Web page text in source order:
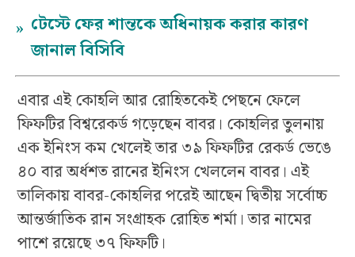
» টেস্টে ফের শান্তকে অধিনায়ক করার কারণ
জানাল বিসিবি
এবার এই কোহলি আর রোহিতকেই পেছনে ফেলে
ফিফটির বিশ্বরেকর্ড গড়েছেন বাবর। কোহলির তুলনায়
এক ইনিংস কম খেলেই তার ৩৯ ফিফটির রেকর্ড ভেঙে
৪০ বার অর্ধশত রানের ইনিংস খেললেন বাবর। এই
তালিকায় বাবর-কোহলির পরেই আছেন দ্বিতীয় সর্বোচ্চ
আন্তর্জাতিক রান সংগ্রাহক রোহিত শর্মা। তার নামের
পাশে রয়েছে ৩৭ ফিফটি।